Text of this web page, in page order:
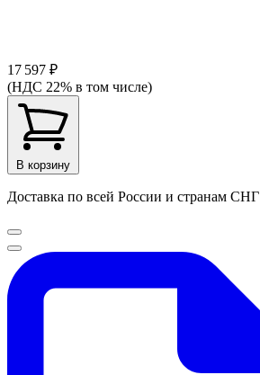
17 597 ₽
(НДС 22% в том числе)
В корзину
Доставка по всей России и странам СНГ